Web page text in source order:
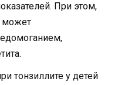
При этом,
может
тонзиллите у детей